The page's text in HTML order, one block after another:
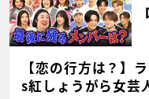
【恋の行方は？】
s紅しょうがら女芸